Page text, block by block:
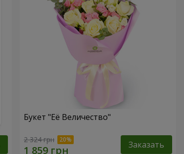
Букет "Её Величество"
2 324 грн Заказать